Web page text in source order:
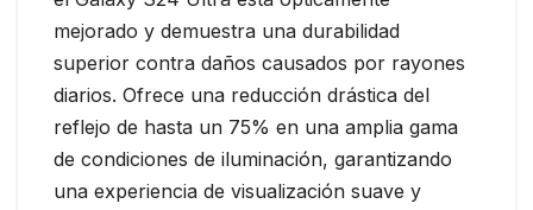
mejorado y demuestra una durabilidad
superior contra daños causados por rayones
diarios. Ofrece una reducción drástica del
reflejo de hasta un 75% en una amplia gama
de condiciones de iluminación, garantizando
una experiencia de visualización suave y